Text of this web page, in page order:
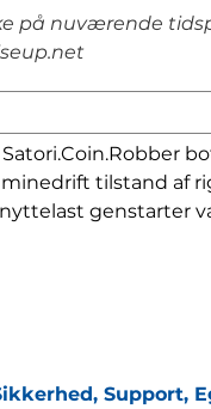
på nuværende
tilstand af
genstarter
Support,